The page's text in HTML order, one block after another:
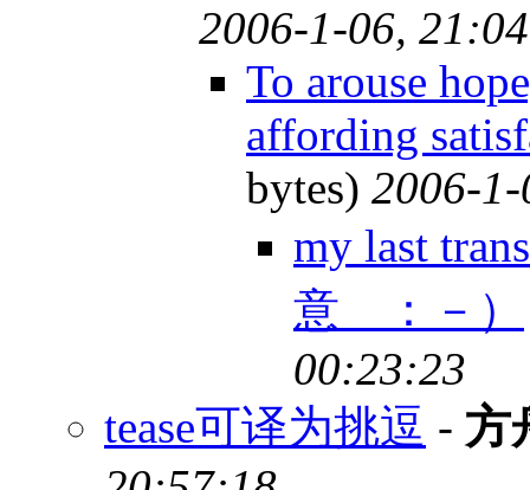
2006-1-06,
To arouse
affording
bytes) 2006-
my last
意 ：－）
00:23:23
tease可译为挑逗 - 方